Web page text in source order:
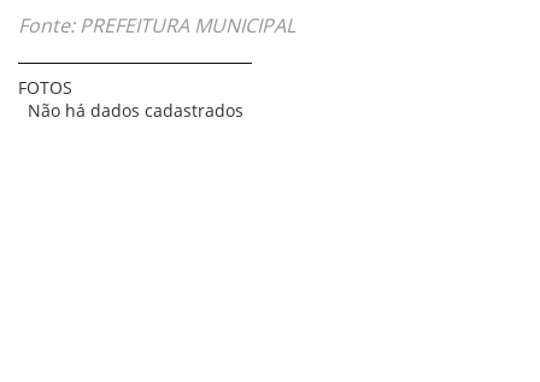
Fonte: PREFEITURA MUNICIPAL
FOTOS
Não há dados cadastrados